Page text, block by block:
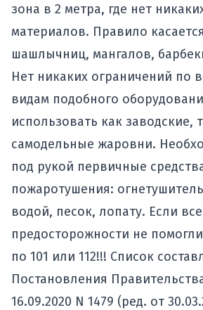
зона в 2 метра, где нет
материалов. Правило
шашлычниц, мангалов,
Нет никаких ограничений по
видам подобного
использовать как заводские,
самодельные жаровни.
под рукой первичные
пожаротушения:
водой, песок, лопату. Если
предосторожности не
по 101 или 112!!! Список
Постановления
16.09.2020 N 1479 (ред. от